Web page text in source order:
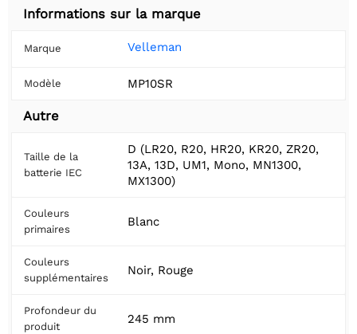
Informations sur la marque
Marque Velleman
Modèle MP10SR
Autre
Taille de la
batterie IEC
D (LR20, R20, HR20, KR20, ZR20,
13A, 13D, UM1, Mono, MN1300,
MX1300)
Couleurs
primaires
Blanc
Couleurs
supplémentaires
Noir, Rouge
Profondeur du
produit
245 mm